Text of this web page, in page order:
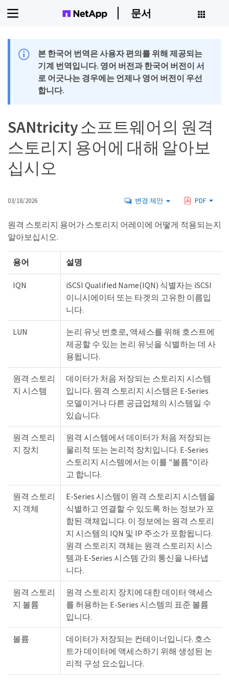
문서
본 한국어 번역은 사용자 편의를 위해 제공되는
기계 번역입니다. 영어 버전과 한국어 버전이 서
로 어긋나는 경우에는 언제나 영어 버전이 우선
합니다.
SANtricity 소프트웨어의 원격
스토리지 용어에 대해 알아보
십시오
03/18/2026 변경 제안 PDF
원격 스토리지 용어가 스토리지 어레이에 어떻게 적용되는지
알아보십시오.
용어 설명
IQN
iSCSI Qualified Name(IQN) 식별자는 iSCSI
이니시에이터 또는 타겟의 고유한 이름입
니다.
LUN
논리 유닛 번호로, 액세스를 위해 호스트에
제공할 수 있는 논리 유닛을 식별하는 데 사
용됩니다.
원격 스토리
지 시스템
데이터가 처음 저장되는 스토리지 시스템
입니다. 원격 스토리지 시스템은 E-Series
모델이거나 다른 공급업체의 시스템일 수
있습니다.
원격 스토리
지 장치
원격 시스템에서 데이터가 처음 저장되는
물리적 또는 논리적 장치입니다. E-Series
스토리지 시스템에서는 이를 "볼륨"이라
고 합니다.
원격 스토리
지 객체
E-Series 시스템이 원격 스토리지 시스템을
식별하고 연결할 수 있도록 하는 정보가 포
함된 객체입니다. 이 정보에는 원격 스토리
지 시스템의 IQN 및 IP 주소가 포함됩니다.
원격 스토리지 객체는 원격 스토리지 시스
템과 E-Series 시스템 간의 통신을 나타냅
니다.
원격 스토리
지 볼륨
원격 스토리지 장치에 대한 데이터 액세스
를 허용하는 E-Series 시스템의 표준 볼륨
입니다.
볼륨
데이터가 저장되는 컨테이너입니다. 호스
트가 데이터에 액세스하기 위해 생성된 논
리적 구성 요소입니다.